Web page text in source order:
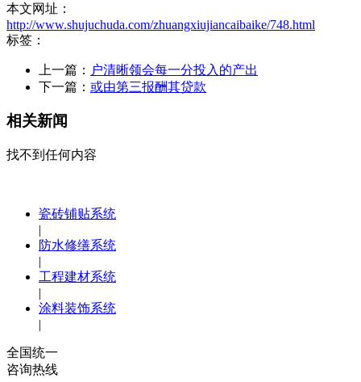
本文网址：
http://www.shujuchuda.com/zhuangxiujiancaibaike/748.html
标签：
上一篇： 户清晰领会每一分投入的产出
下一篇： 或由第三报酬其贷款
相关新闻
找不到任何内容
瓷砖铺贴系统
|
防水修缮系统
|
工程建材系统
|
涂料装饰系统
|
全国统一
咨询热线